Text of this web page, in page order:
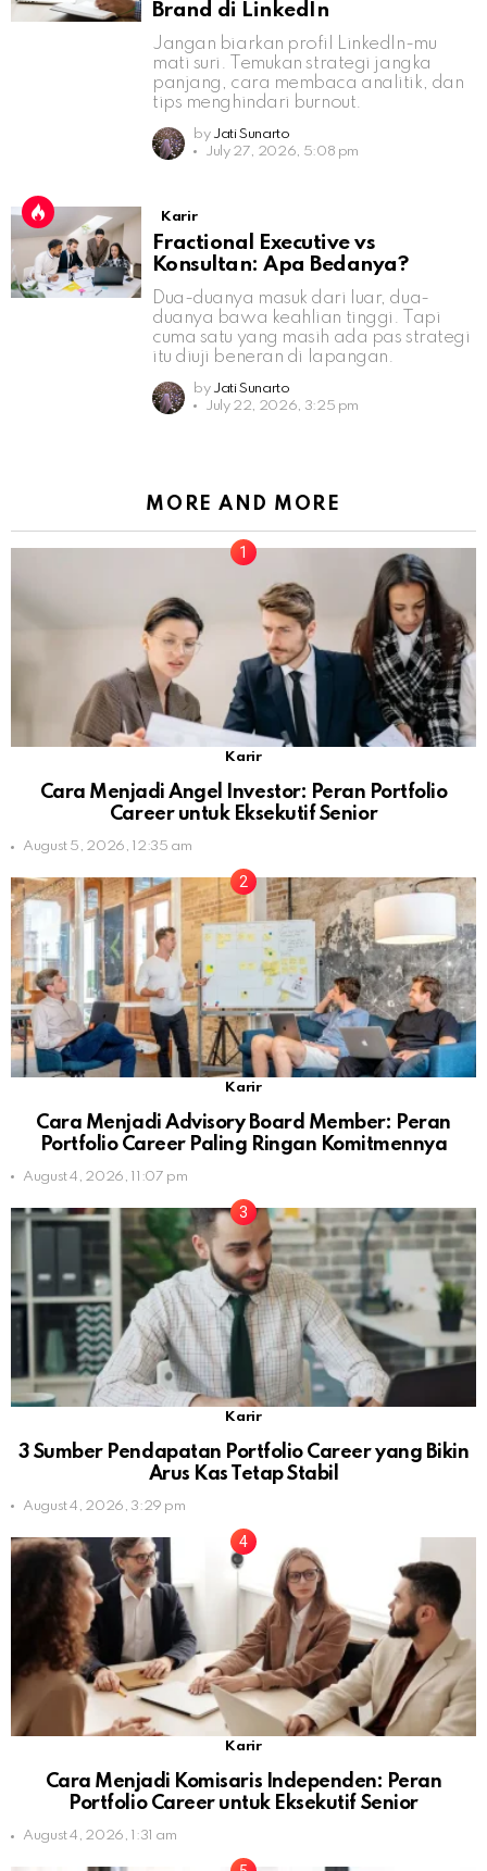
Brand di LinkedIn
Jangan biarkan profil LinkedIn-mu
mati suri. Temukan strategi jangka
panjang, cara membaca analitik, dan
tips menghindari burnout.
by Jati Sunarto
July 27, 2026, 5:08 pm
Karir
Fractional Executive vs
Konsultan: Apa Bedanya?
Dua-duanya masuk dari luar, dua-
duanya bawa keahlian tinggi. Tapi
cuma satu yang masih ada pas strategi
itu diuji beneran di lapangan.
by Jati Sunarto
July 22, 2026, 3:25 pm
MORE AND MORE
Karir
Cara Menjadi Angel Investor: Peran Portfolio
Career untuk Eksekutif Senior
August 5, 2026, 12:35 am
Karir
Cara Menjadi Advisory Board Member: Peran
Portfolio Career Paling Ringan Komitmennya
August 4, 2026, 11:07 pm
Karir
3 Sumber Pendapatan Portfolio Career yang Bikin
Arus Kas Tetap Stabil
August 4, 2026, 3:29 pm
Karir
Cara Menjadi Komisaris Independen: Peran
Portfolio Career untuk Eksekutif Senior
August 4, 2026, 1:31 am